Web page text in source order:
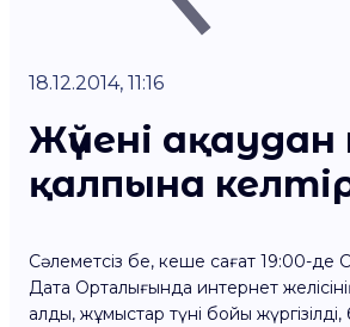
18.12.2014, 11:16
Жүйені ақаудан
қалпына
Сәлеметсіз бе, кеше сағат 19:00-де
Дата Орталығында интернет
алды, жұмыстар түні бойы жүргізілді,